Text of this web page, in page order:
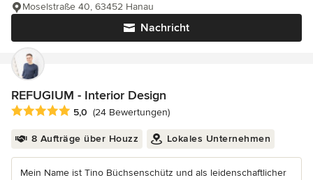
Nachricht
Moselstraße 40, 63452 Hanau
REFUGIUM - Interior Design
Durchschnittliche Bewertung: 5 von 5 Sternen
5,0 (24 Bewertungen)
8 Aufträge über Houzz Lokales Unternehmen
Mein Name ist Tino Büchsenschütz und als leidenschaftlicher